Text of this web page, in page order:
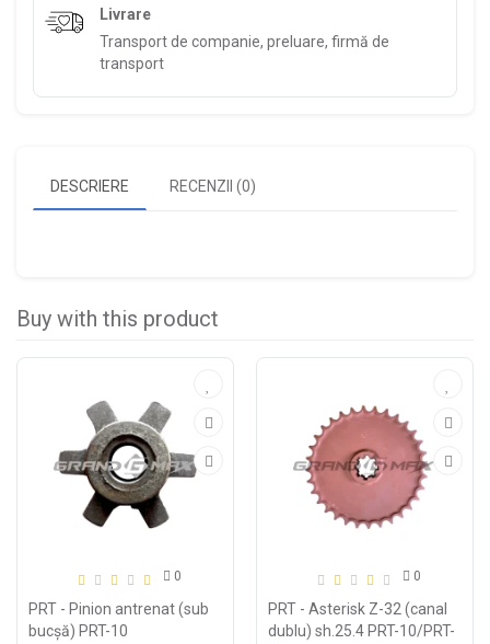
Livrare
Transport de companie, preluare, firmă de
transport
DESCRIERE RECENZII (0)
Buy with this product
0
PRT - Pinion antrenat (sub
bucșă) PRT-10
0
PRT - Asterisk Z-32 (canal
dublu) sh.25.4 PRT-10/PRT-